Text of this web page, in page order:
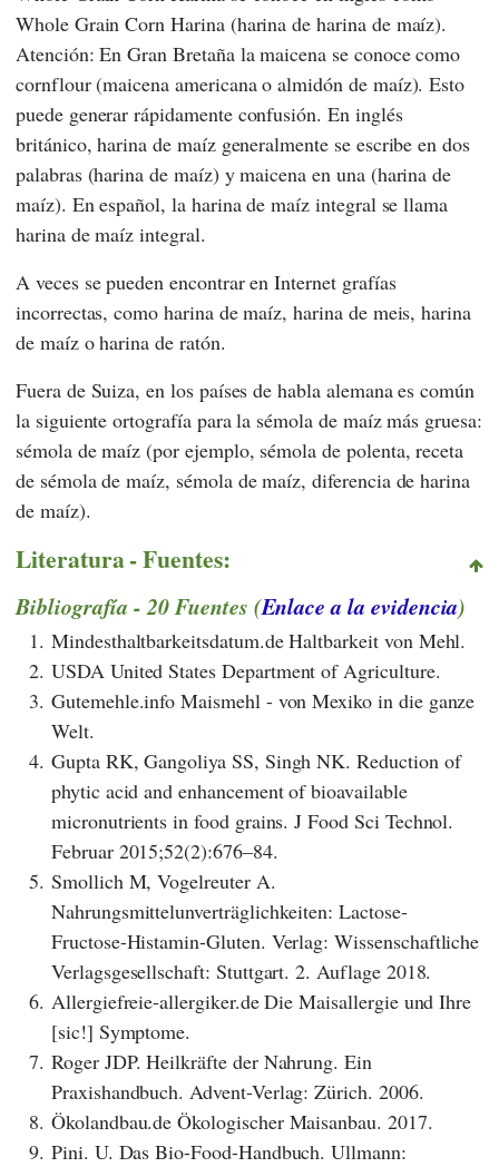
Whole Grain Corn Harina (harina de harina de maíz).
Atención: En Gran Bretaña la maicena se conoce como
cornflour (maicena americana o almidón de maíz). Esto
puede generar rápidamente confusión. En inglés
británico, harina de maíz generalmente se escribe en dos
palabras (harina de maíz) y maicena en una (harina de
maíz). En español, la harina de maíz integral se llama
harina de maíz integral.
A veces se pueden encontrar en Internet grafías
incorrectas, como harina de maíz, harina de meis, harina
de maíz o harina de ratón.
Fuera de Suiza, en los países de habla alemana es común
la siguiente ortografía para la sémola de maíz más gruesa:
sémola de maíz (por ejemplo, sémola de polenta, receta
de sémola de maíz, sémola de maíz, diferencia de harina
de maíz).
Literatura - Fuentes:
Bibliografía - 20 Fuentes (Enlace a la evidencia)
1. Mindesthaltbarkeitsdatum.de Haltbarkeit von Mehl.
2. USDA United States Department of Agriculture.
3. Gutemehle.info Maismehl - von Mexiko in die ganze
Welt.
4. Gupta RK, Gangoliya SS, Singh NK. Reduction of
phytic acid and enhancement of bioavailable
micronutrients in food grains. J Food Sci Technol.
Februar 2015;52(2):676–84.
5. Smollich M, Vogelreuter A.
Nahrungsmittelunverträglichkeiten: Lactose-
Fructose-Histamin-Gluten. Verlag: Wissenschaftliche
Verlagsgesellschaft: Stuttgart. 2. Auflage 2018.
6. Allergiefreie-allergiker.de Die Maisallergie und Ihre
[sic!] Symptome.
7. Roger JDP. Heilkräfte der Nahrung. Ein
Praxishandbuch. Advent-Verlag: Zürich. 2006.
8. Ökolandbau.de Ökologischer Maisanbau. 2017.
9. Pini. U. Das Bio-Food-Handbuch. Ullmann: